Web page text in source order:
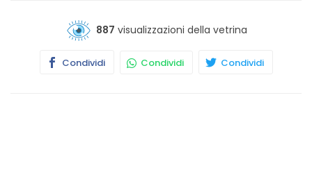
887 visualizzazioni della vetrina
Condividi Condividi Condividi